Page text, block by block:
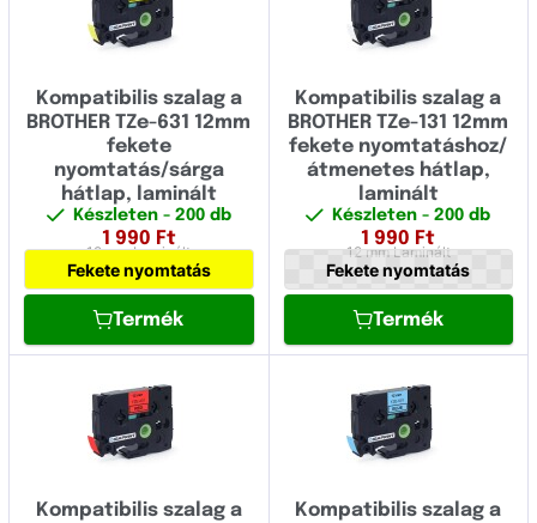
6.00
8.00
8.80
9.00
11.70
12.00
16.00
17.70
23.60
24.00
36.00
Kompatibilis szalag a
BROTHER TZe-631 12mm
fekete
nyomtatás/sárga
hátlap, laminált
Készleten - 200 db
1 990 Ft
12 mmLaminált
Fekete nyomtatás
Termék
Kompatibilis szalag a
BROTHER TZe-131 12mm
fekete nyomtatáshoz/
átmenetes hátlap,
laminált
Készleten- 200 db
1 990 Ft
12 mmLaminált
Fekete nyomtatás
Termék
Kompatibilis szalag a
Kompatibilis szalag a